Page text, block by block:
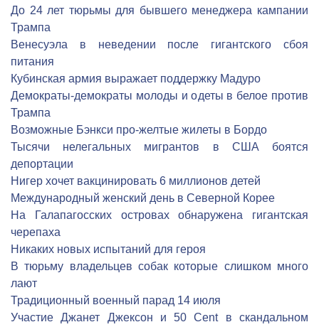
До 24 лет тюрьмы для бывшего менеджера кампании
Трампа
Венесуэла в неведении после гигантского сбоя
питания
Кубинская армия выражает поддержку Мадуро
Демократы-демократы молоды и одеты в белое против
Трампа
Возможные Бэнкси про-желтые жилеты в Бордо
Тысячи нелегальных мигрантов в США боятся
депортации
Нигер хочет вакцинировать 6 миллионов детей
Международный женский день в Северной Корее
На Галапагосских островах обнаружена гигантская
черепаха
Никаких новых испытаний для героя
В тюрьму владельцев собак которые слишком много
лают
Традиционный военный парад 14 июля
Участие Джанет Джексон и 50 Cent в скандальном